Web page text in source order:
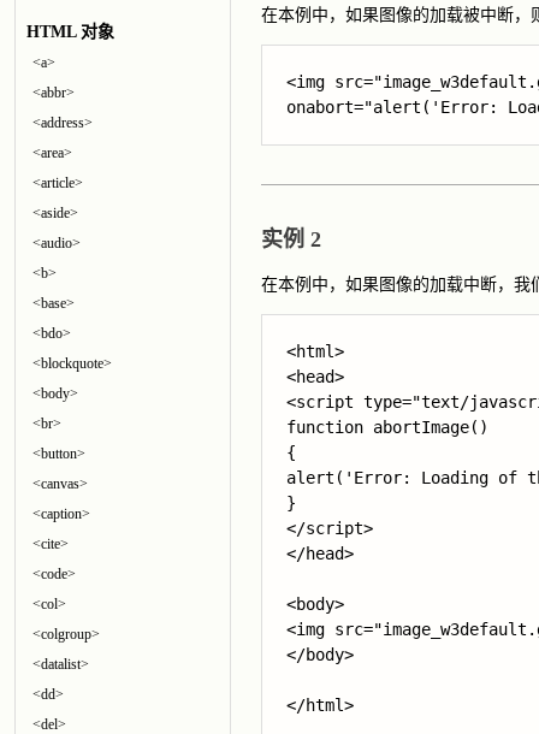
HTML 对象
<a>
<abbr>
<address>
<area>
<article>
<aside>
<audio>
<b>
<base>
<bdo>
<blockquote>
<body>
<br>
<button>
<canvas>
<caption>
<cite>
<code>
<col>
<colgroup>
<datalist>
<dd>
<del>
在本例中，如果图像的加载被中断，
onabort="alert('Error:
实例 2
在本例中，如果图像的加载中断，我
<html>
<head>
<script type="text/
function abortImage()
{
alert('Error: Loading of
}
</script>
</head>
<body>
<img
</body>
</html>